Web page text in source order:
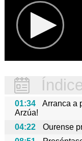
01:34
Arranca a
Arzúa!
04:22
Ourense